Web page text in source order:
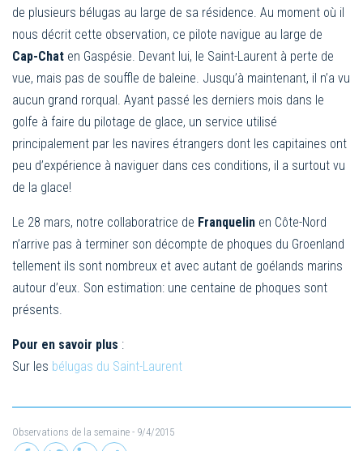
de plusieurs bélugas au large de sa résidence. Au moment où il
nous décrit cette observation, ce pilote navigue au large de
Cap-Chat en Gaspésie. Devant lui, le Saint-Laurent à perte de
vue, mais pas de souffle de baleine. Jusqu’à maintenant, il n’a vu
aucun grand rorqual. Ayant passé les derniers mois dans le
golfe à faire du pilotage de glace, un service utilisé
principalement par les navires étrangers dont les capitaines ont
peu d’expérience à naviguer dans ces conditions, il a surtout vu
de la glace!
Le 28 mars, notre collaboratrice de Franquelin en Côte-Nord
n’arrive pas à terminer son décompte de phoques du Groenland
tellement ils sont nombreux et avec autant de goélands marins
autour d’eux. Son estimation: une centaine de phoques sont
présents.
Pour en savoir plus :
Sur les bélugas du Saint-Laurent
Observations de la semaine - 9/4/2015